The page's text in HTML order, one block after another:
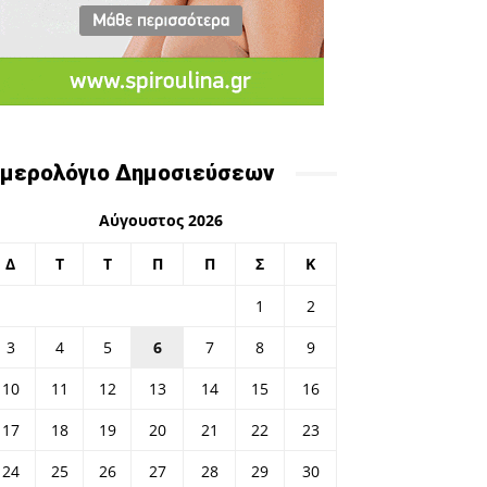
Δημοσιεύσεων
Αύγουστος 2026
Δ Τ Τ Π Π Σ Κ
1
2
3
4 5 6 7 8
9
10
11 12 13 14 15
16
17
18 19 20 21 22
23
24
25 26 27 28 29 30